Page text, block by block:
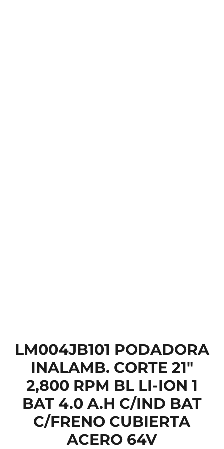
LM004JB101 PODADORA
INALAMB. CORTE 21″
2,800 RPM BL LI-ION 1
BAT 4.0 A.H C/IND BAT
C/FRENO CUBIERTA
ACERO 64V